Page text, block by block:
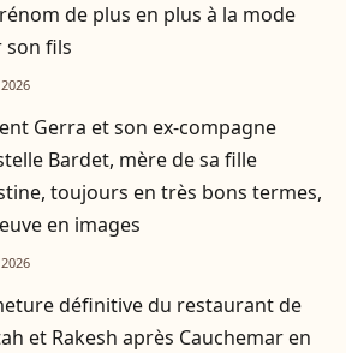
de plus en plus à la mode
son fils
Gerra et son ex-compagne
Bardet, mère de sa fille
toujours en très bons termes,
en images
définitive du restaurant de
et Rakesh après Cauchemar en